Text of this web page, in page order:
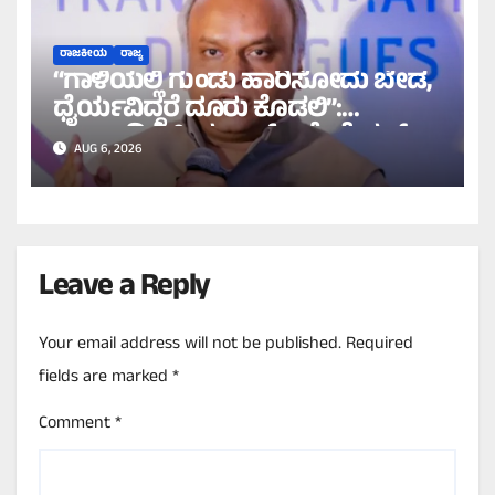
ರಾಜಕೀಯ ರಾಜ್ಯ
“ಗಾಳಿಯಲ್ಲಿ ಗುಂಡು ಹಾರಿಸೋದು ಬೇಡ,
ಧೈರ್ಯವಿದ್ದರೆ ದೂರು ಕೊಡಲಿ”:
ಛಲವಾದಿಗೆ ಪ್ರಿಯಾಂಕ್ ಖರ್ಗೆ ಓಪನ್
ಚಾಲೆಂಜ್!
AUG 6, 2026
Leave a Reply
Your email address will not be published.Required
fields are marked*
Comment*